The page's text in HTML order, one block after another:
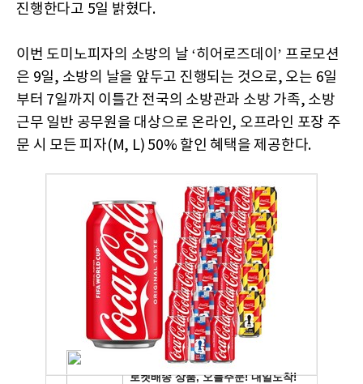
진행한다고 5일 밝혔다.
이번 도미노피자의 소방의 날 ‘히어로즈데이’ 프로모션
은 9일, 소방의 날을 앞두고 진행되는 것으로, 오는 6일
부터 7일까지 이틀간 전국의 소방관과 소방 가족, 소방
근무 일반 공무원을 대상으로 온라인, 오프라인 포장 주
문 시 모든 피자(M, L) 50% 할인 혜택을 제공한다.